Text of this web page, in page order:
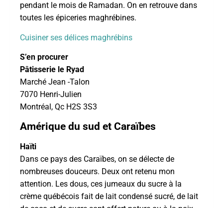
pendant le mois de Ramadan. On en retrouve dans
toutes les épiceries maghrébines.
Cuisiner ses délices maghrébins
S’en procurer
Pâtisserie le Ryad
Marché Jean -Talon
7070 Henri-Julien
Montréal, Qc H2S 3S3
Amérique du sud et Caraïbes
Haïti
Dans ce pays des Caraïbes, on se délecte de
nombreuses douceurs. Deux ont retenu mon
attention. Les dous, ces jumeaux du sucre à la
crème québécois fait de lait condensé sucré, de lait